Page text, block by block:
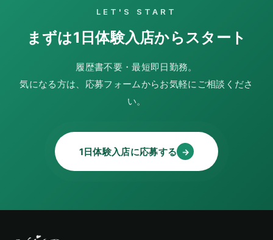
LET'S START
まずは1日体験入店からスタート
履歴書不要・最短即日勤務。
気になる方は、応募フォームからお気軽にご相談くださ
い。
1日体験入店に応募する →